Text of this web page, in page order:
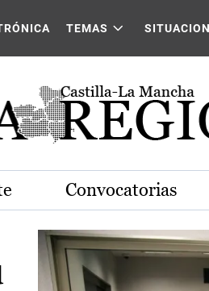
La Mancha
TEMAS
Convocatorias